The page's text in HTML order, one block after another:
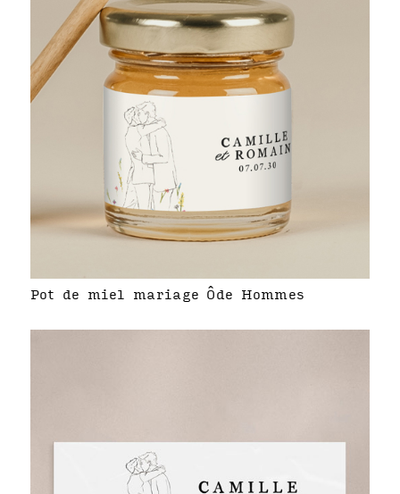
Pot de miel mariage Ôde Hommes